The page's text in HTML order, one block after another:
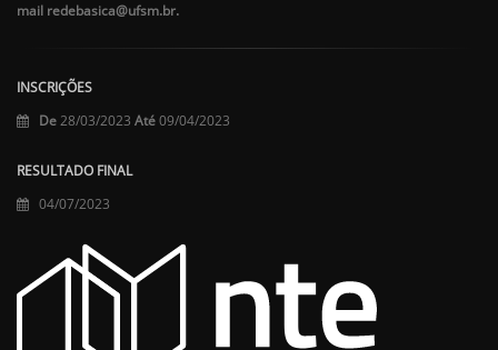
mail redebasica@ufsm.br.
INSCRIÇÕES
De 28/03/2023 Até09/04/2023
RESULTADO FINAL
04/07/2023